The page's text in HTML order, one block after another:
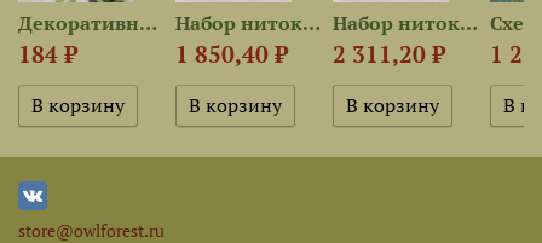
Декоративная пуговица...
184 ₽
Набор ниток OwlForest для...
1 850,40 ₽
Набор ниток OwlForest для...
2 311,20 ₽ 1
store@owlforest.ru